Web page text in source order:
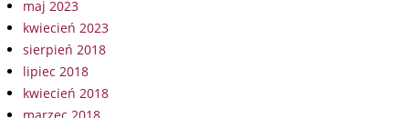
maj 2023
kwiecień 2023
sierpień 2018
lipiec 2018
kwiecień 2018